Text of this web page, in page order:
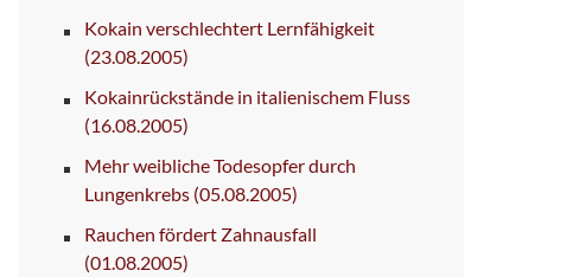
Kokain verschlechtert Lernfähigkeit
(23.08.2005)
Kokainrückstände in italienischem Fluss
(16.08.2005)
Mehr weibliche Todesopfer durch
Lungenkrebs (05.08.2005)
Rauchen fördert Zahnausfall
(01.08.2005)